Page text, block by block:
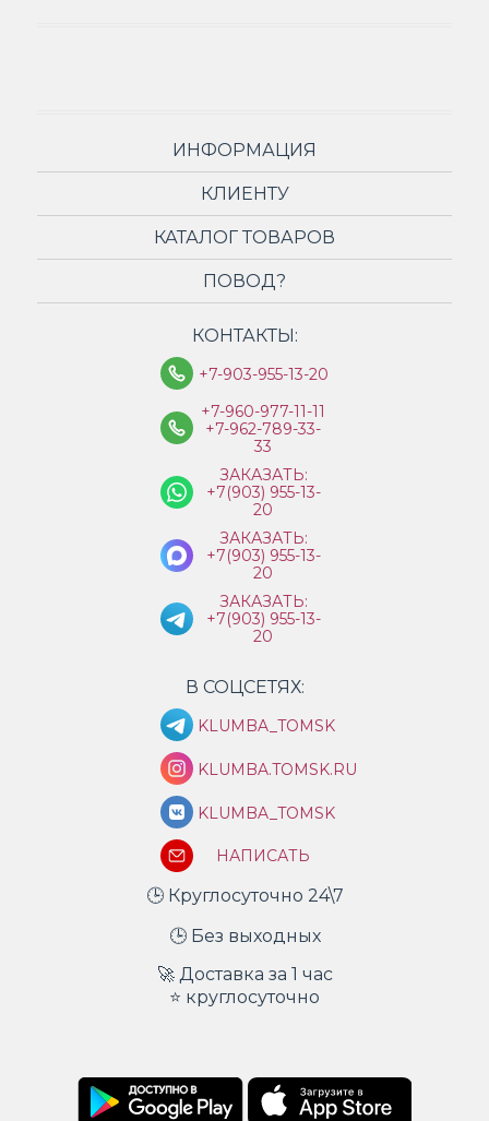
ИНФОРМАЦИЯ
КЛИЕНТУ
КАТАЛОГ ТОВАРОВ
ПОВОД?
КОНТАКТЫ:
+7-903-955-13-20
+7-960-977-11-11
+7-962-789-33-
33
ЗАКАЗАТЬ:
+7(903) 955-13-
20
ЗАКАЗАТЬ:
+7(903) 955-13-
20
ЗАКАЗАТЬ:
+7(903) 955-13-
20
В СОЦСЕТЯХ:
KLUMBA_TOMSK
KLUMBA.TOMSK.RU
KLUMBA_TOMSK
НАПИСАТЬ
🕒 Круглосуточно 24\7
🕒 Без выходных
🚀 Доставка за 1 час
⭐ круглосуточно